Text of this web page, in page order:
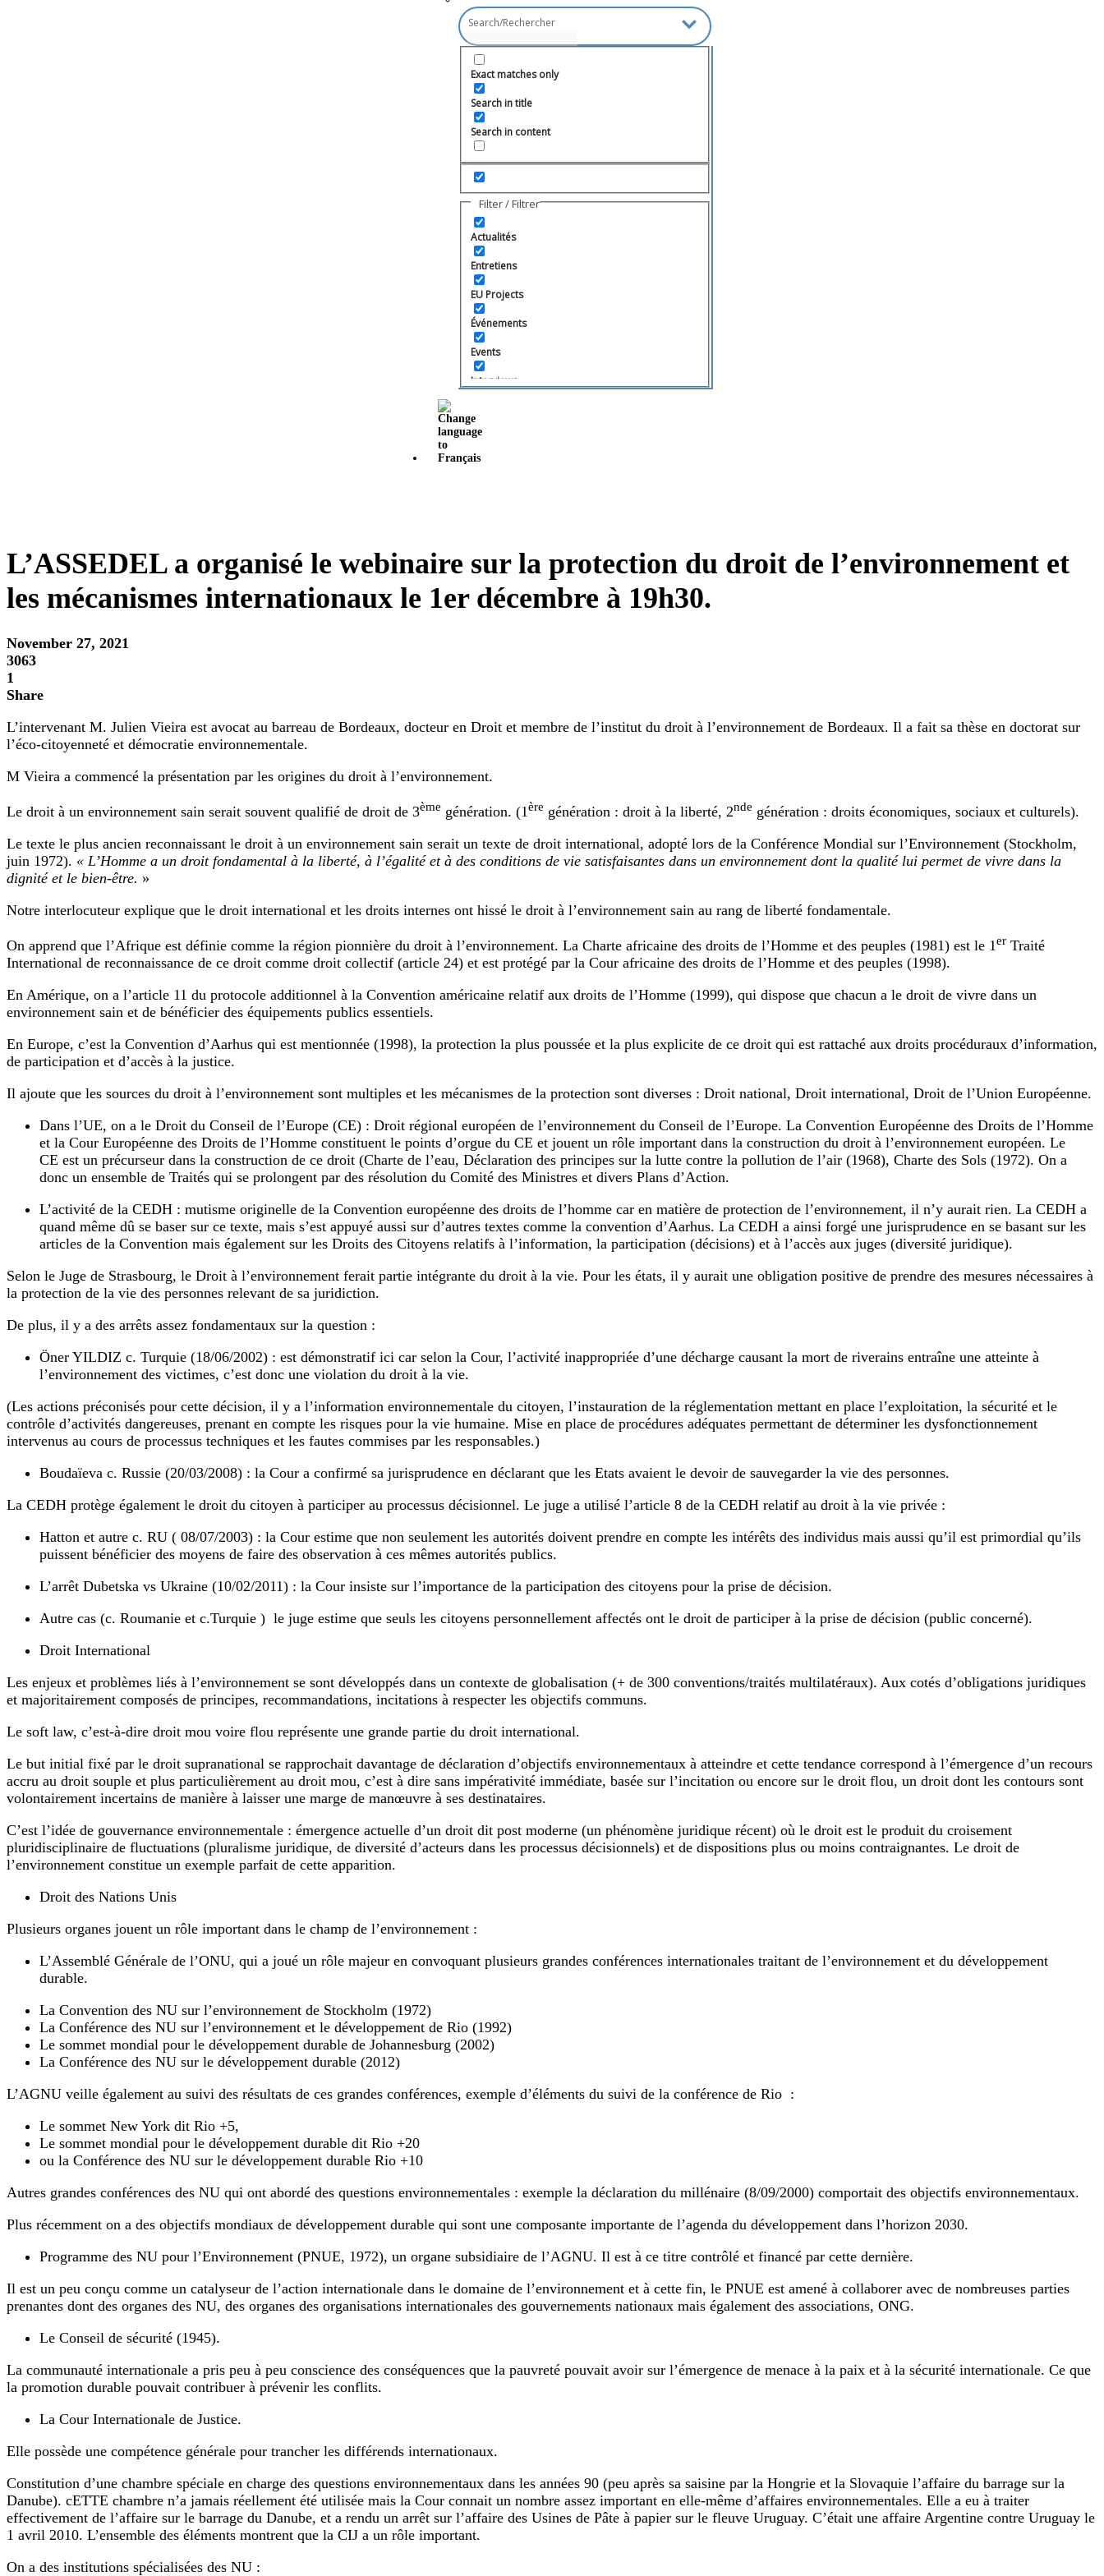
Exact matches only
Search in title
Search in content
Filter / Filtrer
Actualités
Entretiens
EU Projects
Événements
Events
Interviews
News
Roundtable Discussion
Soumissions
Video
L’ASSEDEL a organisé le webinaire sur la protection du droit de l’environnement et
les mécanismes internationaux le 1er décembre à 19h30.
November 27, 2021
3063
1
Share
L’intervenant M. Julien Vieira est avocat au barreau de Bordeaux, docteur en Droit et membre de l’institut du droit à l’environnement de Bordeaux. Il a fait sa thèse en doctorat sur
l’éco-citoyenneté et démocratie environnementale.
M Vieira a commencé la présentation par les origines du droit à l’environnement.
Le droit à un environnement sain serait souvent qualifié de droit de 3ème génération. (1ère génération : droit à la liberté, 2nde génération : droits économiques, sociaux et culturels).
Le texte le plus ancien reconnaissant le droit à un environnement sain serait un texte de droit international, adopté lors de la Conférence Mondial sur l’Environnement (Stockholm,
juin 1972). « L’Homme a un droit fondamental à la liberté, à l’égalité et à des conditions de vie satisfaisantes dans un environnement dont la qualité lui permet de vivre dans la
dignité et le bien-être. »
Notre interlocuteur explique que le droit international et les droits internes ont hissé le droit à l’environnement sain au rang de liberté fondamentale.
On apprend que l’Afrique est définie comme la région pionnière du droit à l’environnement. La Charte africaine des droits de l’Homme et des peuples (1981) est le 1er Traité
International de reconnaissance de ce droit comme droit collectif (article 24) et est protégé par la Cour africaine des droits de l’Homme et des peuples (1998).
En Amérique, on a l’article 11 du protocole additionnel à la Convention américaine relatif aux droits de l’Homme (1999), qui dispose que chacun a le droit de vivre dans un
environnement sain et de bénéficier des équipements publics essentiels.
En Europe, c’est la Convention d’Aarhus qui est mentionnée (1998), la protection la plus poussée et la plus explicite de ce droit qui est rattaché aux droits procéduraux d’information,
de participation et d’accès à la justice.
Il ajoute que les sources du droit à l’environnement sont multiples et les mécanismes de la protection sont diverses : Droit national, Droit international, Droit de l’Union Européenne.
Dans l’UE, on a le Droit du Conseil de l’Europe (CE) : Droit régional européen de l’environnement du Conseil de l’Europe. La Convention Européenne des Droits de l’Homme
et la Cour Européenne des Droits de l’Homme constituent le points d’orgue du CE et jouent un rôle important dans la construction du droit à l’environnement européen. Le
CE est un précurseur dans la construction de ce droit (Charte de l’eau, Déclaration des principes sur la lutte contre la pollution de l’air (1968), Charte des Sols (1972). On a
donc un ensemble de Traités qui se prolongent par des résolution du Comité des Ministres et divers Plans d’Action.
L’activité de la CEDH : mutisme originelle de la Convention européenne des droits de l’homme car en matière de protection de l’environnement, il n’y aurait rien. La CEDH a
quand même dû se baser sur ce texte, mais s’est appuyé aussi sur d’autres textes comme la convention d’Aarhus. La CEDH a ainsi forgé une jurisprudence en se basant sur les
articles de la Convention mais également sur les Droits des Citoyens relatifs à l’information, la participation (décisions) et à l’accès aux juges (diversité juridique).
Selon le Juge de Strasbourg, le Droit à l’environnement ferait partie intégrante du droit à la vie. Pour les états, il y aurait une obligation positive de prendre des mesures nécessaires à
la protection de la vie des personnes relevant de sa juridiction.
De plus, il y a des arrêts assez fondamentaux sur la question :
Öner YILDIZ c. Turquie (18/06/2002) : est démonstratif ici car selon la Cour, l’activité inappropriée d’une décharge causant la mort de riverains entraîne une atteinte à
l’environnement des victimes, c’est donc une violation du droit à la vie.
(Les actions préconisés pour cette décision, il y a l’information environnementale du citoyen, l’instauration de la réglementation mettant en place l’exploitation, la sécurité et le
contrôle d’activités dangereuses, prenant en compte les risques pour la vie humaine. Mise en place de procédures adéquates permettant de déterminer les dysfonctionnement
intervenus au cours de processus techniques et les fautes commises par les responsables.)
Boudaïeva c. Russie (20/03/2008) : la Cour a confirmé sa jurisprudence en déclarant que les Etats avaient le devoir de sauvegarder la vie des personnes.
La CEDH protège également le droit du citoyen à participer au processus décisionnel. Le juge a utilisé l’article 8 de la CEDH relatif au droit à la vie privée :
Hatton et autre c. RU ( 08/07/2003) : la Cour estime que non seulement les autorités doivent prendre en compte les intérêts des individus mais aussi qu’il est primordial qu’ils
puissent bénéficier des moyens de faire des observation à ces mêmes autorités publics.
L’arrêt Dubetska vs Ukraine (10/02/2011) : la Cour insiste sur l’importance de la participation des citoyens pour la prise de décision.
Autre cas (c. Roumanie et c.Turquie ) le juge estime que seuls les citoyens personnellement affectés ont le droit de participer à la prise de décision (public concerné).
Droit International
Les enjeux et problèmes liés à l’environnement se sont développés dans un contexte de globalisation (+ de 300 conventions/traités multilatéraux). Aux cotés d’obligations juridiques
et majoritairement composés de principes, recommandations, incitations à respecter les objectifs communs.
Le soft law, c’est-à-dire droit mou voire flou représente une grande partie du droit international.
Le but initial fixé par le droit supranational se rapprochait davantage de déclaration d’objectifs environnementaux à atteindre et cette tendance correspond à l’émergence d’un recours
accru au droit souple et plus particulièrement au droit mou, c’est à dire sans impérativité immédiate, basée sur l’incitation ou encore sur le droit flou, un droit dont les contours sont
volontairement incertains de manière à laisser une marge de manœuvre à ses destinataires.
C’est l’idée de gouvernance environnementale : émergence actuelle d’un droit dit post moderne (un phénomène juridique récent) où le droit est le produit du croisement
pluridisciplinaire de fluctuations (pluralisme juridique, de diversité d’acteurs dans les processus décisionnels) et de dispositions plus ou moins contraignantes. Le droit de
l’environnement constitue un exemple parfait de cette apparition.
Droit des Nations Unis
Plusieurs organes jouent un rôle important dans le champ de l’environnement :
L’Assemblé Générale de l’ONU, qui a joué un rôle majeur en convoquant plusieurs grandes conférences internationales traitant de l’environnement et du développement
durable.
La Convention des NU sur l’environnement de Stockholm (1972)
La Conférence des NU sur l’environnement et le développement de Rio (1992)
Le sommet mondial pour le développement durable de Johannesburg (2002)
La Conférence des NU sur le développement durable (2012)
L’AGNU veille également au suivi des résultats de ces grandes conférences, exemple d’éléments du suivi de la conférence de Rio :
Le sommet New York dit Rio +5,
Le sommet mondial pour le développement durable dit Rio +20
ou la Conférence des NU sur le développement durable Rio +10
Autres grandes conférences des NU qui ont abordé des questions environnementales : exemple la déclaration du millénaire (8/09/2000) comportait des objectifs environnementaux.
Plus récemment on a des objectifs mondiaux de développement durable qui sont une composante importante de l’agenda du développement dans l’horizon 2030.
Programme des NU pour l’Environnement (PNUE, 1972), un organe subsidiaire de l’AGNU. Il est à ce titre contrôlé et financé par cette dernière.
Il est un peu conçu comme un catalyseur de l’action internationale dans le domaine de l’environnement et à cette fin, le PNUE est amené à collaborer avec de nombreuses parties
prenantes dont des organes des NU, des organes des organisations internationales des gouvernements nationaux mais également des associations, ONG.
Le Conseil de sécurité (1945).
La communauté internationale a pris peu à peu conscience des conséquences que la pauvreté pouvait avoir sur l’émergence de menace à la paix et à la sécurité internationale. Ce que
la promotion durable pouvait contribuer à prévenir les conflits.
La Cour Internationale de Justice.
Elle possède une compétence générale pour trancher les différends internationaux.
Constitution d’une chambre spéciale en charge des questions environnementaux dans les années 90 (peu après sa saisine par la Hongrie et la Slovaquie l’affaire du barrage sur la
Danube). cETTE chambre n’a jamais réellement été utilisée mais la Cour connait un nombre assez important en elle-même d’affaires environnementales. Elle a eu à traiter
effectivement de l’affaire sur le barrage du Danube, et a rendu un arrêt sur l’affaire des Usines de Pâte à papier sur le fleuve Uruguay. C’était une affaire Argentine contre Uruguay le
1 avril 2010. L’ensemble des éléments montrent que la CIJ a un rôle important.
On a des institutions spécialisées des NU :